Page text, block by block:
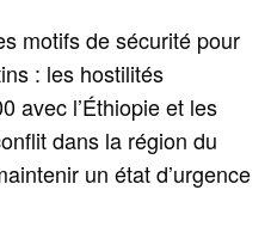
motifs de sécurité pour
: les hostilités
avec l’Éthiopie et les
dans la région du
un état d’urgence